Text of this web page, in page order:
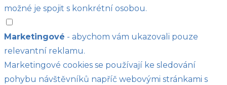
možné je spojit s konkrétní osobou.
Marketingové - abychom vám ukazovali pouze
relevantní reklamu.
Marketingové cookies se používají ke sledování
pohybu návštěvníků napříč webovými stránkami s